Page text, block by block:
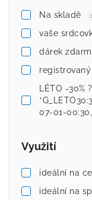
Na skladě
vaše
dárek
LÉTO -30% ?
07-01-
Využití
ideální na
ideální na